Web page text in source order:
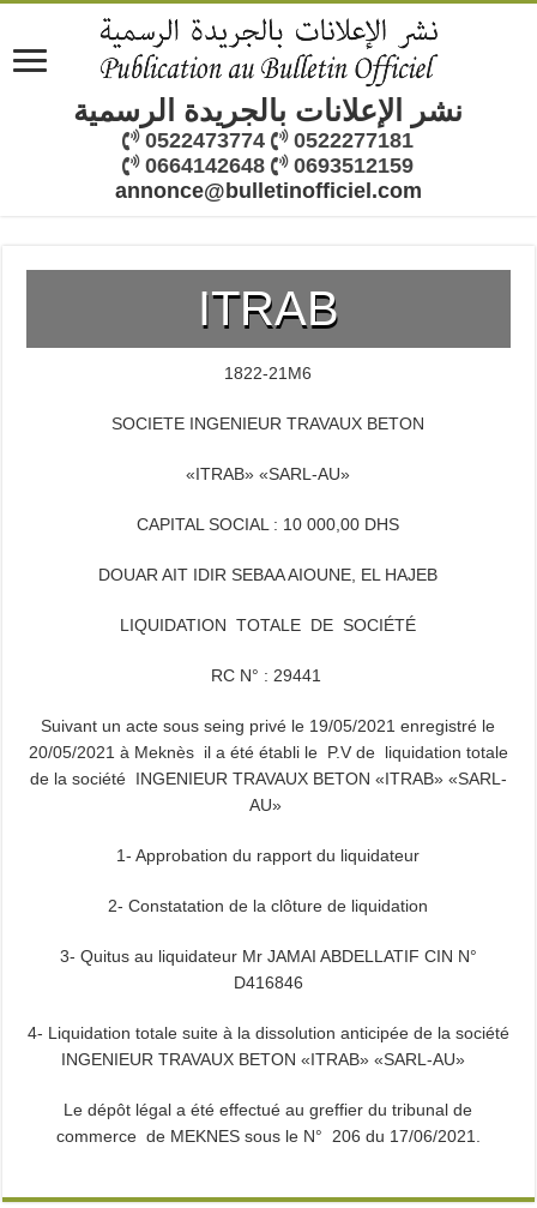
نشر الإعلانات بالجريدة الرسمية
0522473774
0522277181
0664142648
0693512159
annonce@bulletinofficiel.com
ITRAB
1822-21M6
SOCIETE INGENIEUR TRAVAUX BETON
«ITRAB» «SARL-AU»
CAPITAL SOCIAL : 10 000,00 DHS
DOUAR AIT IDIR SEBAA AIOUNE, EL HAJEB
LIQUIDATION TOTALE DE SOCIÉTÉ
RC N° : 29441
Suivant un acte sous seing privé le 19/05/2021 enregistré le
20/05/2021 à Meknès il a été établi le P.V de liquidation totale
de la société INGENIEUR TRAVAUX BETON «ITRAB» «SARL-
AU»
1- Approbation du rapport du liquidateur
2- Constatation de la clôture de liquidation
3- Quitus au liquidateur Mr JAMAI ABDELLATIF CIN N°
D416846
4- Liquidation totale suite à la dissolution anticipée de la société
INGENIEUR TRAVAUX BETON «ITRAB» «SARL-AU»
Le dépôt légal a été effectué au greffier du tribunal de
commerce de MEKNES sous le N° 206 du 17/06/2021.